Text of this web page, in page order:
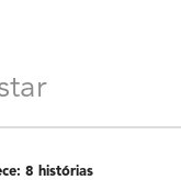
8 histórias